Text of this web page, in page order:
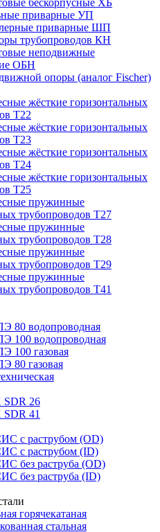
бескорпусные ХБ
приварные УП
приварные ШП
трубопроводов КН
неподвижные
ОБН
опоры (аналог Fischer)
жёсткие горизонтальных
Т22
жёсткие горизонтальных
Т23
жёсткие горизонтальных
Т24
жёсткие горизонтальных
Т25
пружинные
трубопроводов Т27
пружинные
трубопроводов Т28
пружинные
трубопроводов Т29
пружинные
трубопроводов Т41
80 водопроводная
100 водопроводная
100 газовая
80 газовая
26
41
с раструбом (OD)
с раструбом (ID)
без раструба (OD)
без раструба (ID)
горячекатаная
стальная